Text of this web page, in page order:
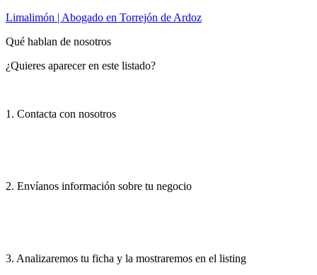
Limalimón | Abogado en Torrejón de Ardoz
Qué hablan de nosotros
¿Quieres aparecer en este listado?
1. Contacta con nosotros
2. Envíanos información sobre tu negocio
3. Analizaremos tu ficha y la mostraremos en el listing